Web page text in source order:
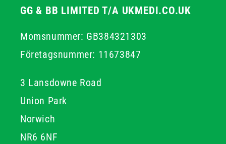
GG & BB LIMITED T/A UKMEDI.CO.UK
Momsnummer: GB384321303
Företagsnummer: 11673847
3 Lansdowne Road
Union Park
Norwich
NR6 6NF